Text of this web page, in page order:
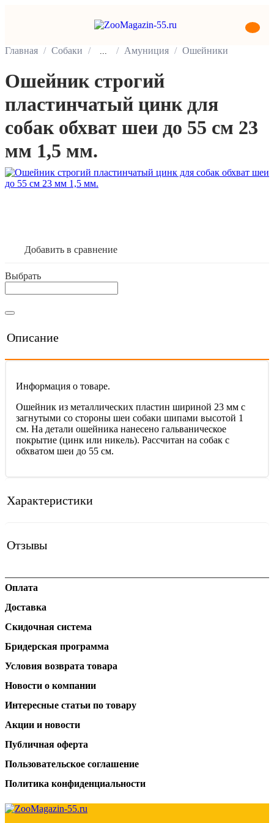
Главная Собаки ... Амуниция Ошейники
Ошейник строгий
пластинчатый цинк для
собак обхват шеи до 55 см 23
мм 1,5 мм.
Добавить в сравнение
Выбрать
Описание
Информация о товаре.
Ошейник из металлических пластин шириной 23 мм с
загнутыми со стороны шеи собаки шипами высотой 1
см. На детали ошейника нанесено гальваническое
покрытие (цинк или никель). Рассчитан на собак с
обхватом шеи до 55 см.
Характеристики
Отзывы
Оплата
Доставка
Скидочная система
Бридерская программа
Условия возврата товара
Новости о компании
Интересные статьи по товару
Акции и новости
Публичная оферта
Пользовательское соглашение
Политика конфиденциальности